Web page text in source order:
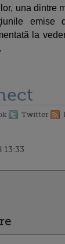
una dintre
emise
la
Twitter
13:33